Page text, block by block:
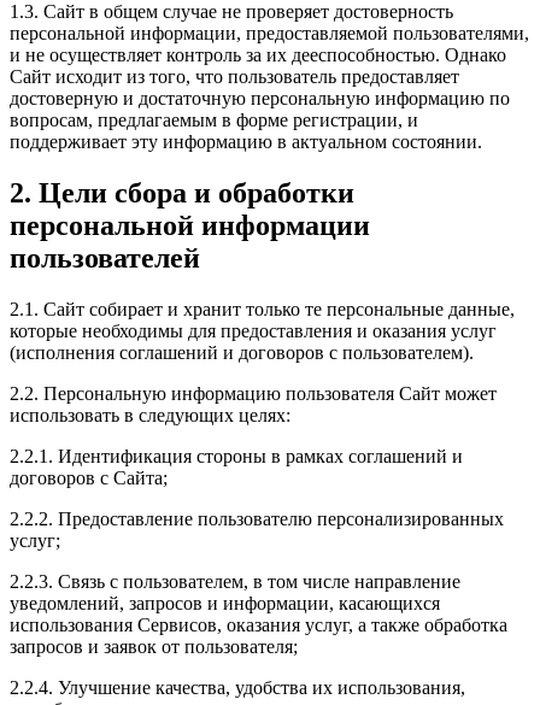
1.3. Сайт в общем случае не проверяет достоверность
персональной информации, предоставляемой пользователями,
и не осуществляет контроль за их дееспособностью. Однако
Сайт исходит из того, что пользователь предоставляет
достоверную и достаточную персональную информацию по
вопросам, предлагаемым в форме регистрации, и
поддерживает эту информацию в актуальном состоянии.
2. Цели сбора и обработки
персональной информации
пользователей
2.1. Сайт собирает и хранит только те персональные данные,
которые необходимы для предоставления и оказания услуг
(исполнения соглашений и договоров с пользователем).
2.2. Персональную информацию пользователя Сайт может
использовать в следующих целях:
2.2.1. Идентификация стороны в рамках соглашений и
договоров с Сайта;
2.2.2. Предоставление пользователю персонализированных
услуг;
2.2.3. Связь с пользователем, в том числе направление
уведомлений, запросов и информации, касающихся
использования Сервисов, оказания услуг, а также обработка
запросов и заявок от пользователя;
2.2.4. Улучшение качества, удобства их использования,